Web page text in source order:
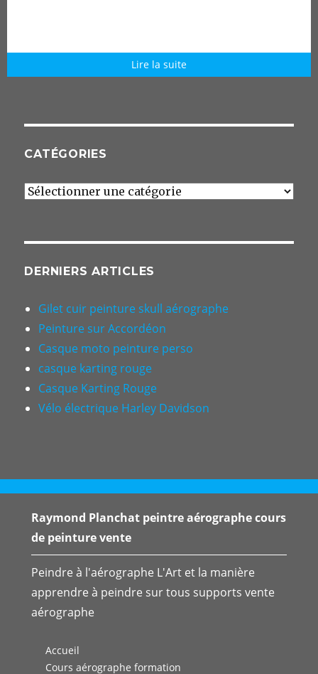
Lire la suite
CATÉGORIES
Catégories
DERNIERS ARTICLES
Gilet cuir peinture skull aérographe
Peinture sur Accordéon
Casque moto peinture perso
casque karting rouge
Casque Karting Rouge
Vélo électrique Harley Davidson
Raymond Planchat peintre aérographe cours
de peinture vente
Peindre à l'aérographe L'Art et la manière
apprendre à peindre sur tous supports vente
aérographe
Accueil
Cours aérographe formation